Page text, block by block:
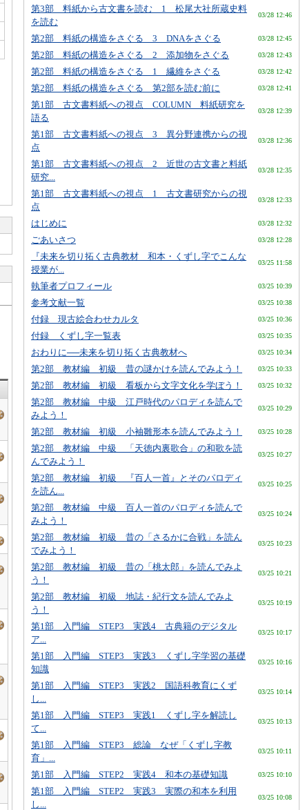
第3部 料紙から古文書を読む 1 松尾大社所蔵史料
を読む
03/28 12:46
第2部 料紙の構造をさぐる 3 DNAをさぐる 03/28 12:45
第2部 料紙の構造をさぐる 2 添加物をさぐる 03/28 12:43
第2部 料紙の構造をさぐる 1 繊維をさぐる 03/28 12:42
第2部 料紙の構造をさぐる 第2部を読む前に 03/28 12:41
第1部 古文書料紙への視点 COLUMN 料紙研究を
語る
03/28 12:39
第1部 古文書料紙への視点 3 異分野連携からの視
点
03/28 12:36
第1部 古文書料紙への視点 2 近世の古文書と料紙
研究...
03/28 12:35
第1部 古文書料紙への視点 1 古文書研究からの視
点
03/28 12:33
はじめに 03/28 12:32
ごあいさつ 03/28 12:28
『未来を切り拓く古典教材 和本・くずし字でこんな
授業が...
03/25 11:58
執筆者プロフィール 03/25 10:39
参考文献一覧 03/25 10:38
付録 現古絵合わせカルタ 03/25 10:36
付録 くずし字一覧表 03/25 10:35
おわりに──未来を切り拓く古典教材へ 03/25 10:34
第2部 教材編 初級 昔の謎かけを読んでみよう！ 03/25 10:33
第2部 教材編 初級 看板から文字文化を学ぼう！ 03/25 10:32
第2部 教材編 中級 江戸時代のパロディを読んで
みよう！
03/25 10:29
第2部 教材編 初級 小袖雛形本を読んでみよう！ 03/25 10:28
第2部 教材編 中級 「天徳内裏歌合」の和歌を読
んでみよう！
03/25 10:27
第2部 教材編 初級 『百人一首』とそのパロディ
を読ん...
03/25 10:25
第2部 教材編 中級 百人一首のパロディを読んで
みよう！
03/25 10:24
第2部 教材編 初級 昔の「さるかに合戦」を読ん
でみよう！
03/25 10:23
第2部 教材編 初級 昔の「桃太郎」を読んでみよ
う！
03/25 10:21
第2部 教材編 初級 地誌・紀行文を読んでみよ
う！
03/25 10:19
第1部 入門編 STEP3 実践4 古典籍のデジタル
ア...
03/25 10:17
第1部 入門編 STEP3 実践3 くずし字学習の基礎
知識
03/25 10:16
第1部 入門編 STEP3 実践2 国語科教育にくず
し...
03/25 10:14
第1部 入門編 STEP3 実践1 くずし字を解読し
て...
03/25 10:13
第1部 入門編 STEP3 総論 なぜ「くずし字教
育」...
03/25 10:11
第1部 入門編 STEP2 実践4 和本の基礎知識 03/25 10:10
第1部 入門編 STEP2 実践3 実際の和本を利用
し...
03/25 10:08